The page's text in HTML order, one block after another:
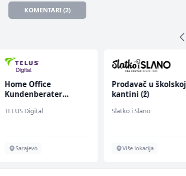
KOMENTARI (2)
Home Office
Kundenberater
renommiertes
TELUS Digital
Sarajevo
Prodavač u školskoj
kantini (ž)
Slatko i Slano
Više lokacija